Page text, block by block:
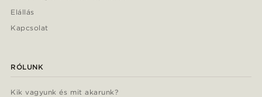
Elállás
Kapcsolat
RÓLUNK
Kik vagyunk és mit akarunk?